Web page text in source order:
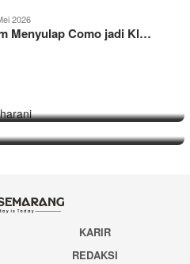
2026
Menyulap Como jadi Kl…
Fesyen…
KARIR
REDAKSI